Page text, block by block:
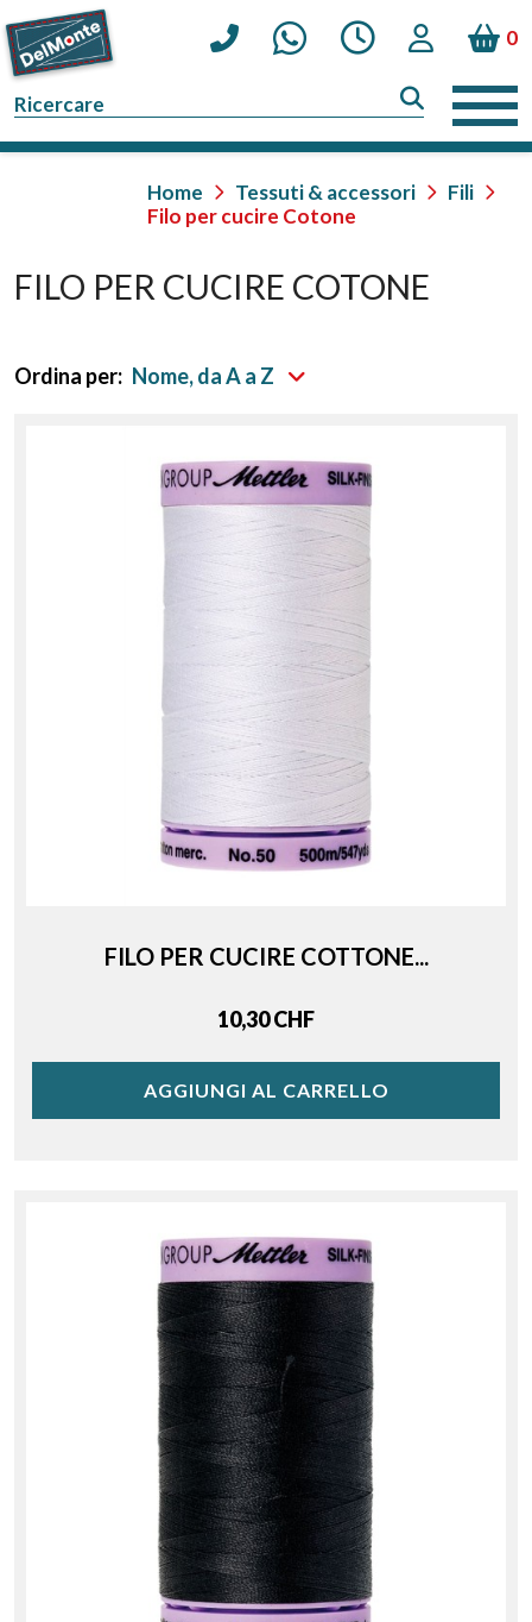
0
Home Tessuti & accessori
Fili
Filo per cucire Cotone
FILO PER CUCIRE COTONE
Ordina per: Nome, da A a Z
FILO PER CUCIRE COTTONE...
Price
10,30 CHF
AGGIUNGI AL CARRELLO